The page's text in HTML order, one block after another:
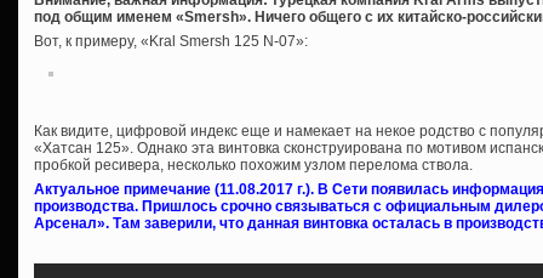
под общим именем «Smersh». Ничего общего с их китайско-
Вот, к примеру, «Kral Smersh 125 N-07»:
Как видите, цифровой индекс еще и намекает на некое родство с
«Хатсан 125». Однако эта винтовка сконструирована по мотивом
пробкой ресивера, несколько похожим узлом перелома ствола.
Актуальное примечание (11.08.2017 г.). В Сети появилась
производства. Пришлось срочно связываться с официальным
Арсенал». Там заверили, что данная винтовка осталась в